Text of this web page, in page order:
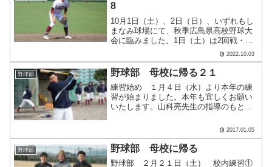
8
10月1日（土）、2日（日）、いずれもし
まなみ球場にて、秋季広島県高校野球大
会に臨みました。1日（土）は2回戦・広
島工業高校に10-4、2日（日）は準々決
勝・広島商業高校に2-9となり、ベスト8
に終わりました。広島工業高校戦では、4
回に勝ち.....
2022.10.03
野球部 野球部 母校に帰る２１
練習始め １月４日（水）より本年の練
習が始まりました。本年も宜しくお願い
いたします。山科亮先生の指導のもと素
砲。ランニング ３００ｍを５２秒以内
３００ｍトラックを使ったラ.....
2017.01.05
野球部 野球部 母校に帰る
野球部 ２月２１日（土） 校内練習①